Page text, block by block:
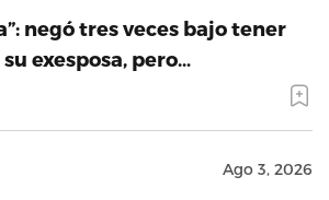
negó tres veces bajo tener
exesposa, pero…
Ago 3, 2026